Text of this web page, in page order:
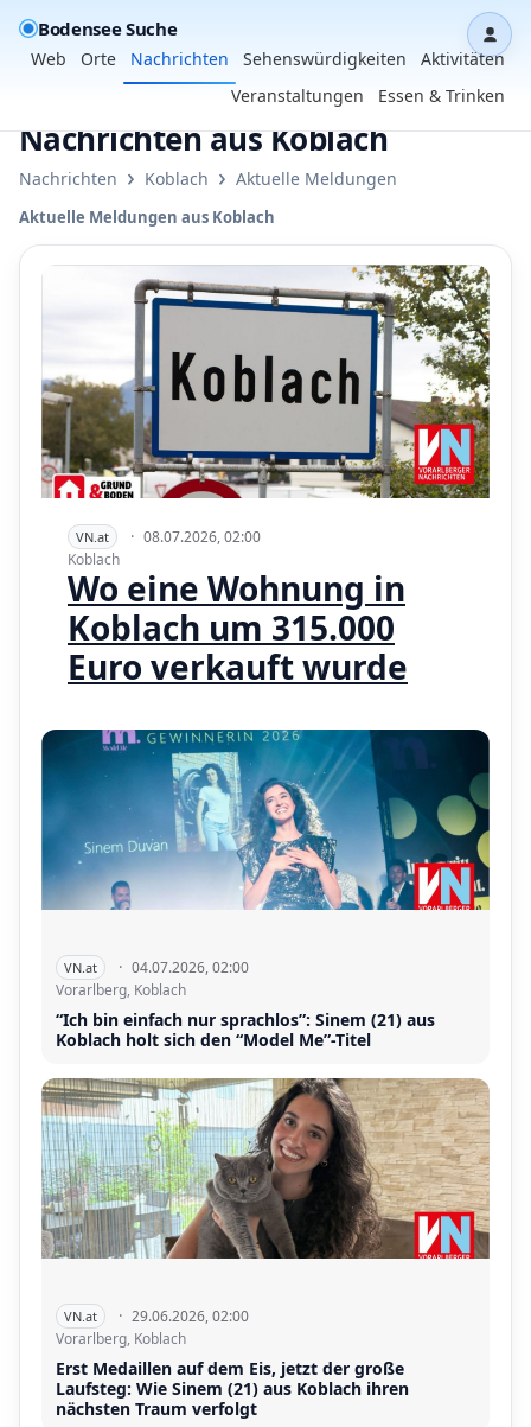
Bodensee Suche
Web Orte Nachrichten Sehenswürdigkeiten
Aktivitäten
Veranstaltungen
Essen & Trinken
Nachrichten aus Koblach
Nachrichten › Koblach › Aktuelle Meldungen
Aktuelle Meldungen aus Koblach
VN.at · 08.07.2026, 02:00
Koblach
Wo eine Wohnung in
Koblach um 315.000
Euro verkauft wurde
VN.at · 04.07.2026, 02:00
Vorarlberg, Koblach
“Ich bin einfach nur sprachlos”: Sinem (21) aus
Koblach holt sich den “Model Me”-Titel
VN.at · 29.06.2026, 02:00
Vorarlberg, Koblach
Erst Medaillen auf dem Eis, jetzt der große
Laufsteg: Wie Sinem (21) aus Koblach ihren
nächsten Traum verfolgt